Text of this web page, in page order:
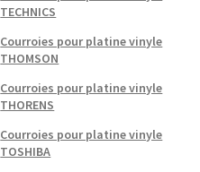
TECHNICS
Courroies pour platine vinyle
THOMSON
Courroies pour platine vinyle
THORENS
Courroies pour platine vinyle
TOSHIBA